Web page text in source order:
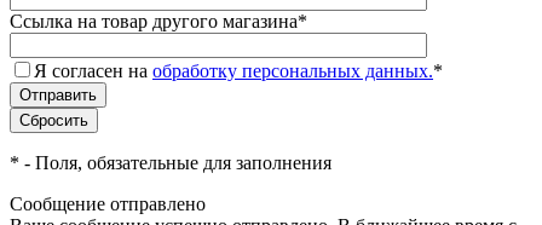
Ссылка на товар другого магазина*
Я согласен на обработку персональных данных.*
* - Поля, обязательные для заполнения
Сообщение отправлено